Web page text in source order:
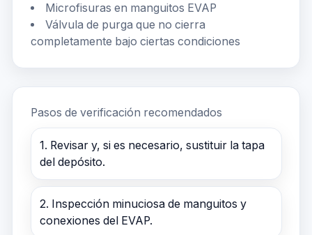
Microfisuras en manguitos EVAP
Válvula de purga que no cierra
completamente bajo ciertas condiciones
Pasos de verificación recomendados
1. Revisar y, si es necesario, sustituir la tapa
del depósito.
2. Inspección minuciosa de manguitos y
conexiones del EVAP.